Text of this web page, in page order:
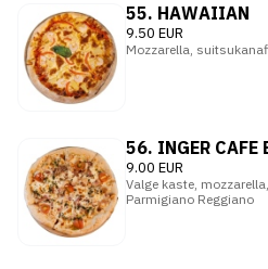
55. HAWAIIAN
9.50 EUR
Mozzarella,
56. INGER CAFE
9.00 EUR
Valge kaste,
Parmigiano Reggiano